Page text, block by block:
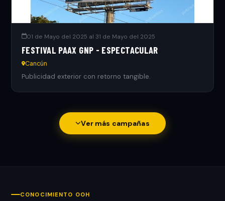
01 de Mayo del 2025 al 31 de Mayo del 2025
FESTIVAL PAAX GNP - ESPECTACULAR
Cancún
Publicidad exterior con retorno tangible.
Ver más campañas
CONOCIMIENTO OOH